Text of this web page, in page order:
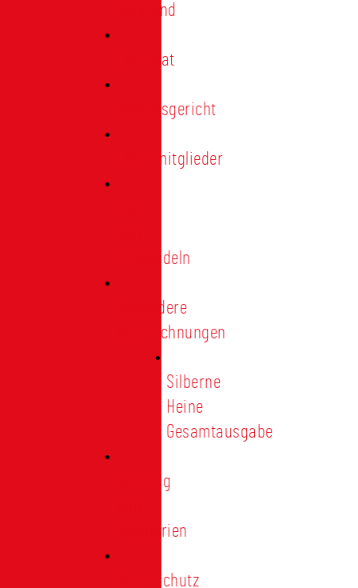
Vorstand
Ehrenrat
Schiedsgericht
Ehrenmitglieder
Treunadeln
Besondere
Auszeichnungen
Silberne
Heine
Gesamtausgabe
Satzung
Regularien
Datenschutz